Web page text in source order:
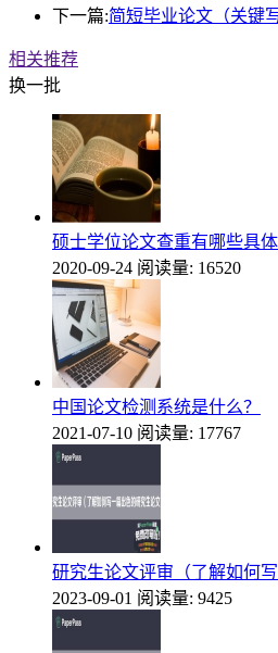
下一篇:简短毕业论文（关键
相关推荐
换一批
硕士学位论文查重有哪些具体
2020-09-24 阅读量: 16520
中国论文检测系统是什么？
2021-07-10 阅读量: 17767
研究生论文评审（了解如何
2023-09-01 阅读量: 9425